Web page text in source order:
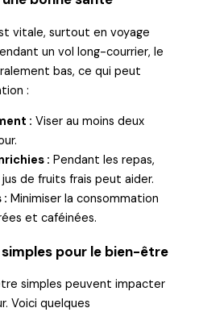
vitale, surtout en voyage
un vol long-courrier, le
bas, ce qui peut
:
: Viser au moins deux
: Pendant les repas,
de fruits frais peut aider.
: Minimiser la consommation
et caféinées.
pour le bien-être
simples peuvent impacter
Voici quelques